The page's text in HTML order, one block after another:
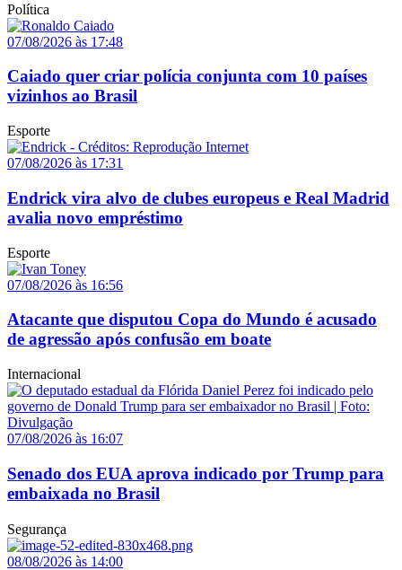
Política
07/08/2026 às 17:48
Caiado quer criar polícia conjunta com 10 países
vizinhos ao Brasil
Esporte
07/08/2026 às 17:31
Endrick vira alvo de clubes europeus e Real Madrid
avalia novo empréstimo
Esporte
07/08/2026 às 16:56
Atacante que disputou Copa do Mundo é acusado
de agressão após confusão em boate
Internacional
07/08/2026 às 16:07
Senado dos EUA aprova indicado por Trump para
embaixada no Brasil
Segurança
08/08/2026 às 14:00